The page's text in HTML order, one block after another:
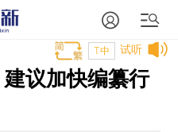
试听
T中
议加快编纂行